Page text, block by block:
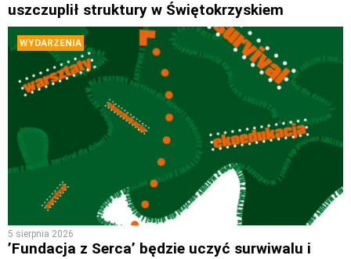
uszczuplił struktury w Świętokrzyskiem
WYDARZENIA
5 sierpnia 2026
’Fundacja z Serca’ będzie uczyć surwiwalu i